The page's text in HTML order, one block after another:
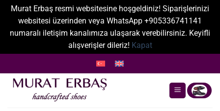
Murat Erbaş resmi websitesine hoşgeldiniz! Siparişlerinizi
websitesi üzerinden veya WhatsApp +905336741141
numaralı iletişim kanalımıza ulaşarak verebilirsiniz. Keyifli
alışverişler dileriz! Kapat
atla